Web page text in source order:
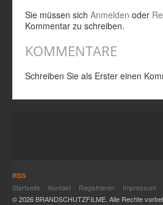
Sie müssen sich Anmelden oder
Kommentar zu schreiben.
KOMMENTARE
Schreiben Sie als Erster einen
RSS
Startseite Kontakt Registrieren Impressum
© 2026 BRANDSCHUTZFILME. Alle Rechte